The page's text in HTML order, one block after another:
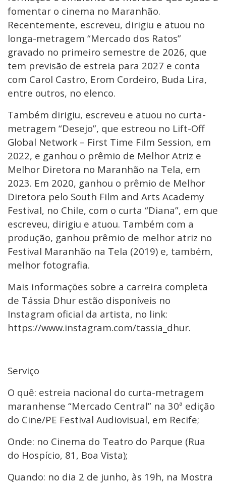
fomentar o cinema no Maranhão.
Recentemente, escreveu, dirigiu e atuou no
longa-metragem “Mercado dos Ratos”
gravado no primeiro semestre de 2026, que
tem previsão de estreia para 2027 e conta
com Carol Castro, Erom Cordeiro, Buda Lira,
entre outros, no elenco.
Também dirigiu, escreveu e atuou no curta-
metragem “Desejo”, que estreou no Lift-Off
Global Network – First Time Film Session, em
2022, e ganhou o prêmio de Melhor Atriz e
Melhor Diretora no Maranhão na Tela, em
2023. Em 2020, ganhou o prêmio de Melhor
Diretora pelo South Film and Arts Academy
Festival, no Chile, com o curta “Diana”, em que
escreveu, dirigiu e atuou. Também com a
produção, ganhou prêmio de melhor atriz no
Festival Maranhão na Tela (2019) e, também,
melhor fotografia.
Mais informações sobre a carreira completa
de Tássia Dhur estão disponíveis no
Instagram oficial da artista, no link:
https://www.instagram.com/tassia_dhur.
Serviço
O quê: estreia nacional do curta-metragem
maranhense “Mercado Central” na 30ª edição
do Cine/PE Festival Audiovisual, em Recife;
Onde: no Cinema do Teatro do Parque (Rua
do Hospício, 81, Boa Vista);
Quando: no dia 2 de junho, às 19h, na Mostra